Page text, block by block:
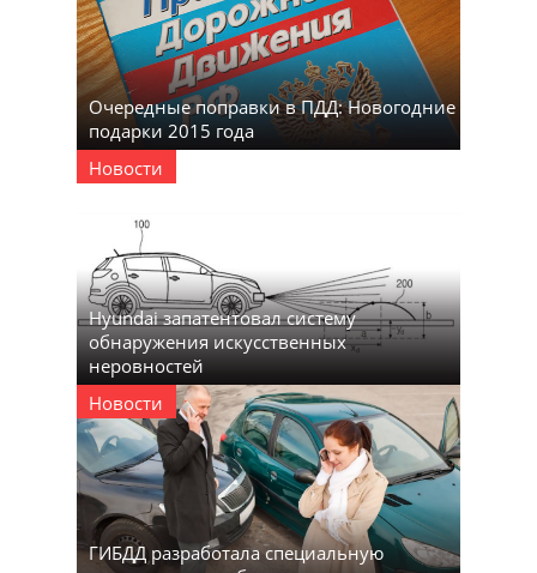
Очередные поправки в ПДД: Новогодние
подарки 2015 года
Новости
Hyundai запатентовал систему
обнаружения искусственных
неровностей
Новости
ГИБДД разработала специальную